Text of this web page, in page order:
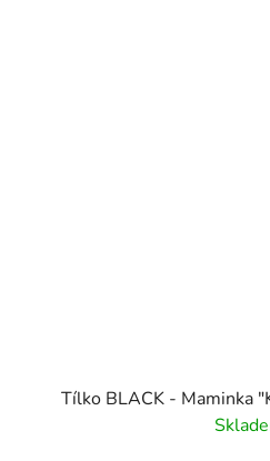
Tílko BLACK - Maminka